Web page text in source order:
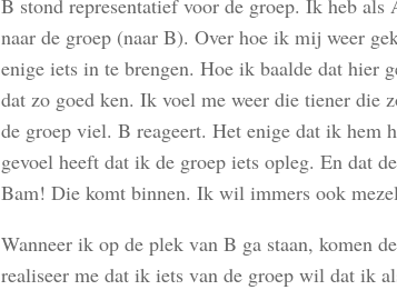
B stond representatief voor de groep. Ik heb
naar de groep (naar B). Over hoe ik mij weer
enige iets in te brengen. Hoe ik baalde dat hier
dat zo goed ken. Ik voel me weer die tiener die
de groep viel. B reageert. Het enige dat ik hem
gevoel heeft dat ik de groep iets opleg. En dat
Bam! Die komt binnen. Ik wil immers ook
Wanneer ik op de plek van B ga staan, komen
realiseer me dat ik iets van de groep wil dat ik